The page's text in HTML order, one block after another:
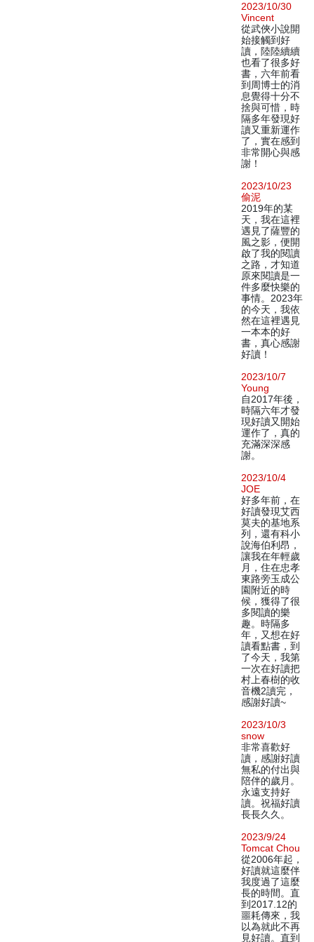
2023/10/30
Vincent
從武俠小說開
始接觸到好
讀，陸陸續續
也看了很多好
書，六年前看
到周博士的消
息覺得十分不
捨與可惜，時
隔多年發現好
讀又重新運作
了，實在感到
非常開心與感
謝！
2023/10/23
偷泥
2019年的某
天，我在這裡
遇見了薩豐的
風之影，便開
啟了我的閱讀
之路，才知道
原來閱讀是一
件多麼快樂的
事情。2023年
的今天，我依
然在這裡遇見
一本本的好
書，真心感謝
好讀！
2023/10/7
Young
自2017年後，
時隔六年才發
現好讀又開始
運作了，真的
充滿深深感
謝。
2023/10/4
JOE
好多年前，在
好讀發現艾西
莫夫的基地系
列，還有科小
說海伯利昂，
讓我在年輕歲
月，住在忠孝
東路旁玉成公
園附近的時
候，獲得了很
多閱讀的樂
趣。時隔多
年，又想在好
讀看點書，到
了今天，我第
一次在好讀把
村上春樹的收
音機2讀完，
感謝好讀~
2023/10/3
snow
非常喜歡好
讀，感謝好讀
無私的付出與
陪伴的歲月。
永遠支持好
讀。祝福好讀
長長久久。
2023/9/24
Tomcat Chou
從2006年起，
好讀就這麼伴
我度過了這麼
長的時間。直
到2017.12的
噩耗傳來，我
以為就此不再
見好讀。直到